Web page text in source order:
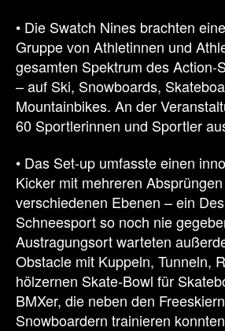
• Die Swatch Nines brachten
Gruppe von Athletinnen und
gesamten Spektrum des Action-
– auf Ski, Snowboards,
Mountainbikes. An der
60 Sportlerinnen und Sportler
• Das Set-up umfasste einen
Kicker mit mehreren
verschiedenen Ebenen – ein
Schneesport so noch nie
Austragungsort warteten
Obstacle mit Kuppeln, Tunneln,
hölzernen Skate-Bowl für
BMXer, die neben den
Snowboardern trainieren